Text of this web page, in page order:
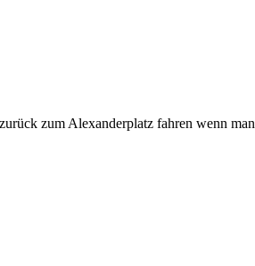
zum Alexanderplatz fahren wenn